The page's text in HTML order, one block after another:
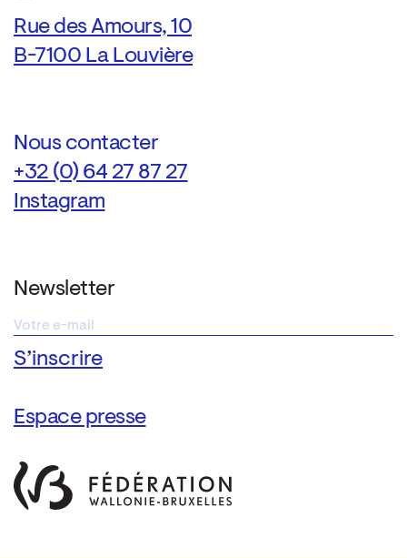
Rue des Amours, 10
B-7100 La Louvière
Nous contacter
+32 (0) 64 27 87 27
Instagram
Newsletter
Espace presse